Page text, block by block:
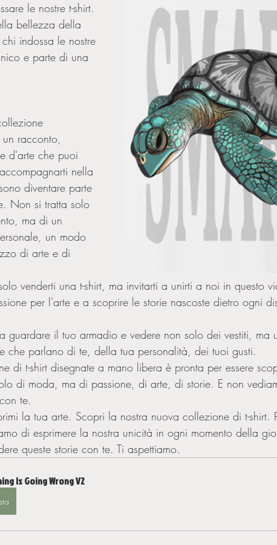
le nostre t-shirt.
bellezza della
indossa le nostre
e parte di una
racconto,
d'arte che puoi
nella
diventare parte
Non si tratta solo
ma di un
un modo
di arte e di
venderti una t-shirt, ma invitarti a unirti a noi in questo
per l'arte e a scoprire le storie nascoste dietro ogni
guardare il tuo armadio e vedere non solo dei vestiti, ma
che parlano di te, della tua personalità, dei tuoi gusti.
di t-shirt disegnate a mano libera è pronta per essere
di moda, ma di passione, di arte, di storie. E non
te.
la tua arte. Scopri la nostra nuova collezione di t-shirt.
di esprimere la nostra unicità in ogni momento della
queste storie con te. Ti aspettiamo.
Is Going Wrong V2